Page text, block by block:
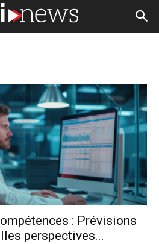
: Prévisions
perspectives...